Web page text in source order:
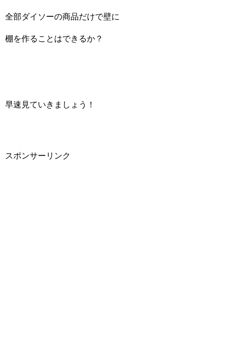
全部ダイソーの商品だけで壁に
棚を作ることはできるか？
早速見ていきましょう！
スポンサーリンク